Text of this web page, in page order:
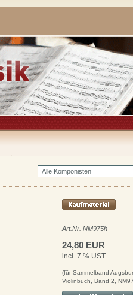
Art.Nr. NM975h
24,80 EUR
incl. 7 % UST
(für Sammelband
Violinbuch, Band 2,